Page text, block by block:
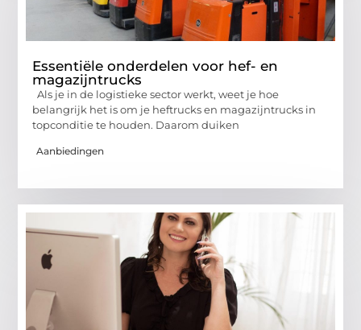
Essentiële onderdelen voor hef- en
magazijntrucks
Als je in de logistieke sector werkt, weet je hoe
belangrijk het is om je heftrucks en magazijntrucks in
topconditie te houden. Daarom duiken
Aanbiedingen